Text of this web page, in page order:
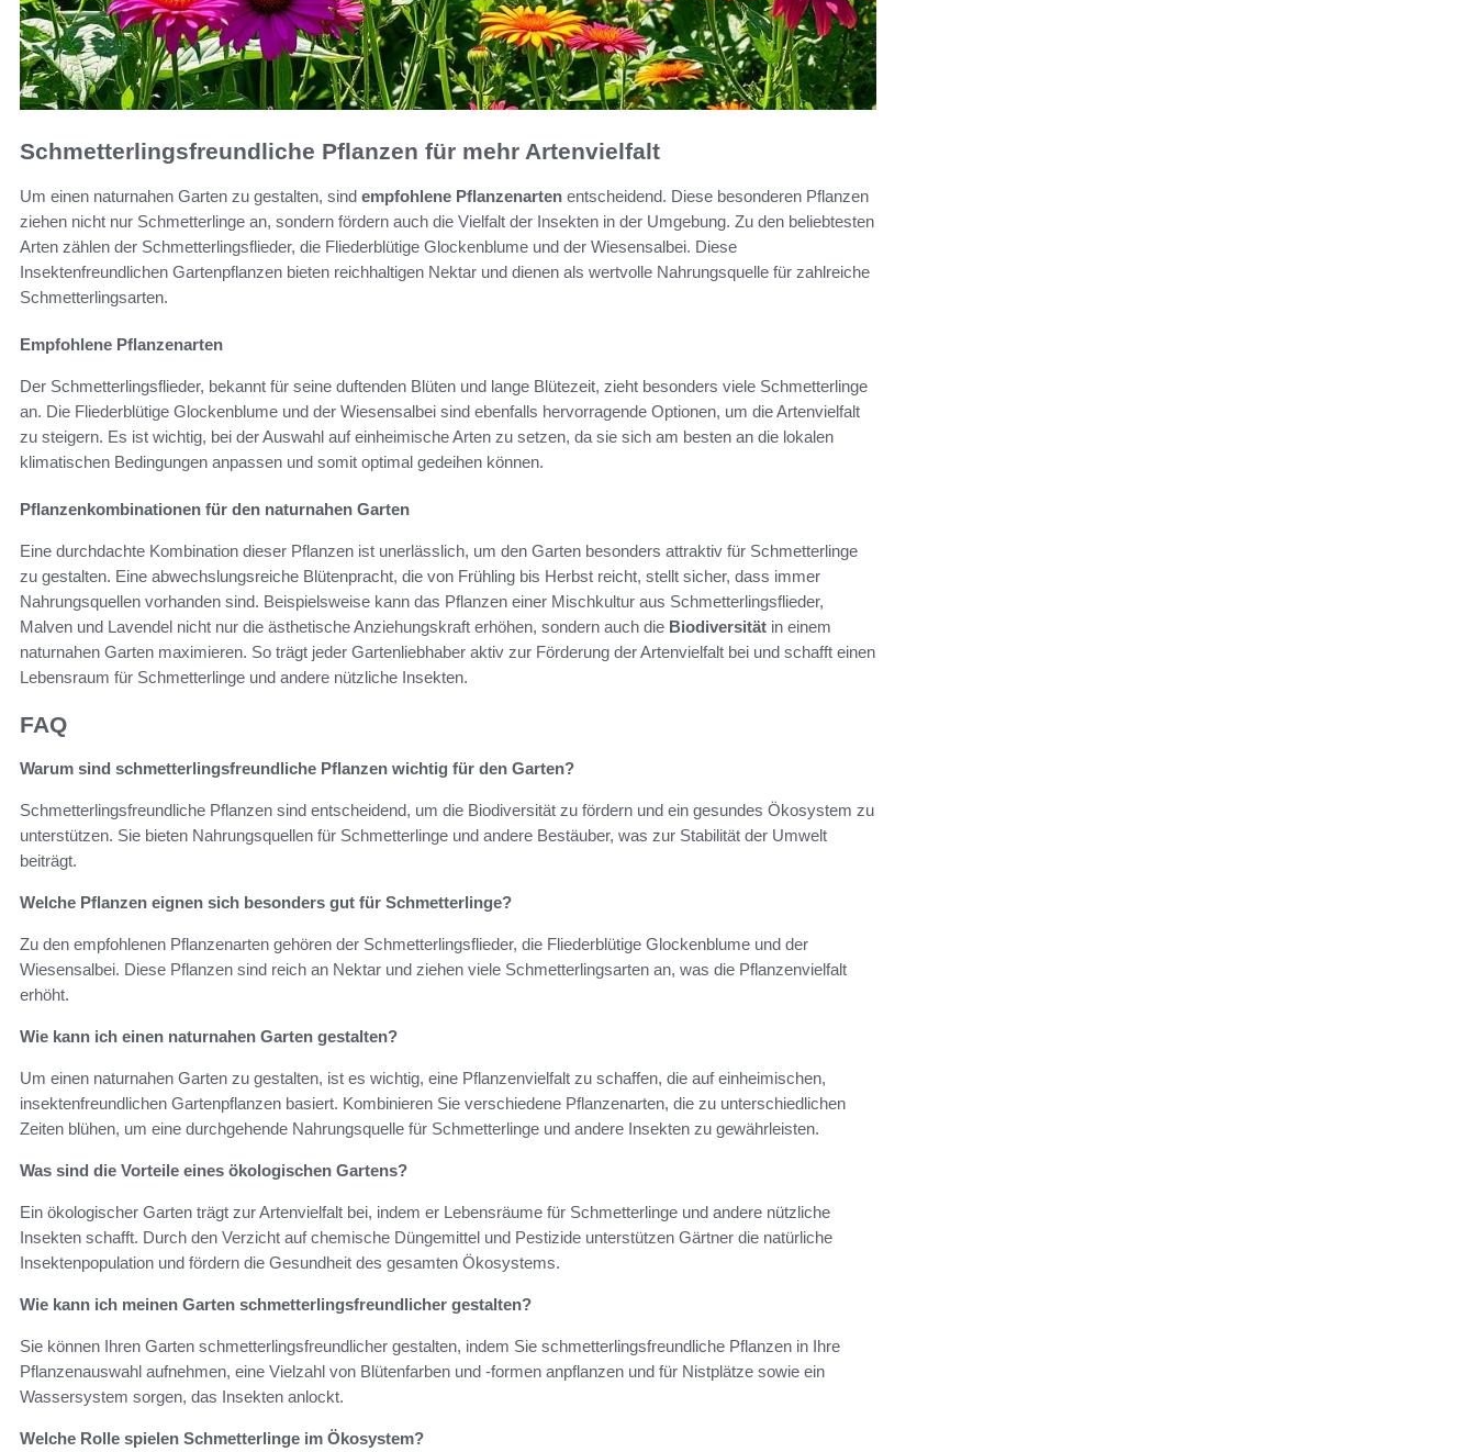
Schmetterlingsfreundliche Pflanzen für mehr Artenvielfalt
Um einen naturnahen Garten zu gestalten, sind empfohlene Pflanzenarten entscheidend. Diese besonderen Pflanzen
ziehen nicht nur Schmetterlinge an, sondern fördern auch die Vielfalt der Insekten in der Umgebung. Zu den beliebtesten
Arten zählen der Schmetterlingsflieder, die Fliederblütige Glockenblume und der Wiesensalbei. Diese
Insektenfreundlichen Gartenpflanzen bieten reichhaltigen Nektar und dienen als wertvolle Nahrungsquelle für zahlreiche
Schmetterlingsarten.
Empfohlene Pflanzenarten
Der Schmetterlingsflieder, bekannt für seine duftenden Blüten und lange Blütezeit, zieht besonders viele Schmetterlinge
an. Die Fliederblütige Glockenblume und der Wiesensalbei sind ebenfalls hervorragende Optionen, um die Artenvielfalt
zu steigern. Es ist wichtig, bei der Auswahl auf einheimische Arten zu setzen, da sie sich am besten an die lokalen
klimatischen Bedingungen anpassen und somit optimal gedeihen können.
Pflanzenkombinationen für den naturnahen Garten
Eine durchdachte Kombination dieser Pflanzen ist unerlässlich, um den Garten besonders attraktiv für Schmetterlinge
zu gestalten. Eine abwechslungsreiche Blütenpracht, die von Frühling bis Herbst reicht, stellt sicher, dass immer
Nahrungsquellen vorhanden sind. Beispielsweise kann das Pflanzen einer Mischkultur aus Schmetterlingsflieder,
Malven und Lavendel nicht nur die ästhetische Anziehungskraft erhöhen, sondern auch die Biodiversität in einem
naturnahen Garten maximieren. So trägt jeder Gartenliebhaber aktiv zur Förderung der Artenvielfalt bei und schafft einen
Lebensraum für Schmetterlinge und andere nützliche Insekten.
FAQ
Warum sind schmetterlingsfreundliche Pflanzen wichtig für den Garten?
Schmetterlingsfreundliche Pflanzen sind entscheidend, um die Biodiversität zu fördern und ein gesundes Ökosystem zu
unterstützen. Sie bieten Nahrungsquellen für Schmetterlinge und andere Bestäuber, was zur Stabilität der Umwelt
beiträgt.
Welche Pflanzen eignen sich besonders gut für Schmetterlinge?
Zu den empfohlenen Pflanzenarten gehören der Schmetterlingsflieder, die Fliederblütige Glockenblume und der
Wiesensalbei. Diese Pflanzen sind reich an Nektar und ziehen viele Schmetterlingsarten an, was die Pflanzenvielfalt
erhöht.
Wie kann ich einen naturnahen Garten gestalten?
Um einen naturnahen Garten zu gestalten, ist es wichtig, eine Pflanzenvielfalt zu schaffen, die auf einheimischen,
insektenfreundlichen Gartenpflanzen basiert. Kombinieren Sie verschiedene Pflanzenarten, die zu unterschiedlichen
Zeiten blühen, um eine durchgehende Nahrungsquelle für Schmetterlinge und andere Insekten zu gewährleisten.
Was sind die Vorteile eines ökologischen Gartens?
Ein ökologischer Garten trägt zur Artenvielfalt bei, indem er Lebensräume für Schmetterlinge und andere nützliche
Insekten schafft. Durch den Verzicht auf chemische Düngemittel und Pestizide unterstützen Gärtner die natürliche
Insektenpopulation und fördern die Gesundheit des gesamten Ökosystems.
Wie kann ich meinen Garten schmetterlingsfreundlicher gestalten?
Sie können Ihren Garten schmetterlingsfreundlicher gestalten, indem Sie schmetterlingsfreundliche Pflanzen in Ihre
Pflanzenauswahl aufnehmen, eine Vielzahl von Blütenfarben und -formen anpflanzen und für Nistplätze sowie ein
Wassersystem sorgen, das Insekten anlockt.
Welche Rolle spielen Schmetterlinge im Ökosystem?